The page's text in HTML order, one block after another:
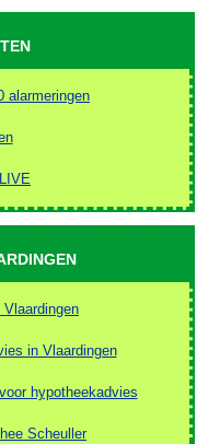
alarmeringen
Vlaardingen
in Vlaardingen
hypotheekadvies
Scheuller